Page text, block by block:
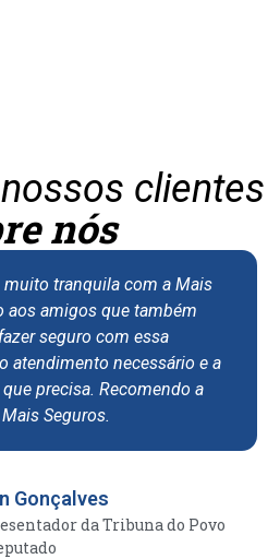
clientes
nós
muito tranquila com a Mais
aos amigos que também
seguro com essa
atendimento necessário e a
precisa. Recomendo a
Seguros.
Gonçalves
da Tribuna do Povo